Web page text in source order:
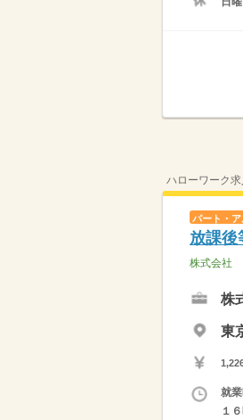
ハローワーク求
パート・ア
放課後
株式会社
株
東
就
１